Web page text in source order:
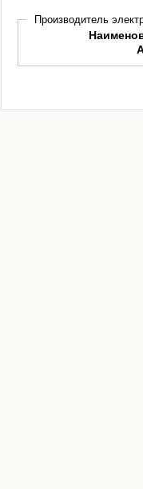
Производитель